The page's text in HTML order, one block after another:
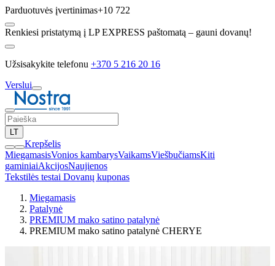
Parduotuvės įvertinimas+10 722
Renkiesi pristatymą į LP EXPRESS paštomatą – gauni dovanų!
Užsisakykite telefonu +370 5 216 20 16
Verslui
LT
Krepšelis
MiegamasisVonios kambarysVaikamsViešbučiamsKiti
gaminiaiAkcijosNaujienos
Tekstilės testai Dovanų kuponas
Miegamasis
Patalynė
PREMIUM mako satino patalynė
PREMIUM mako satino patalynė CHERYE